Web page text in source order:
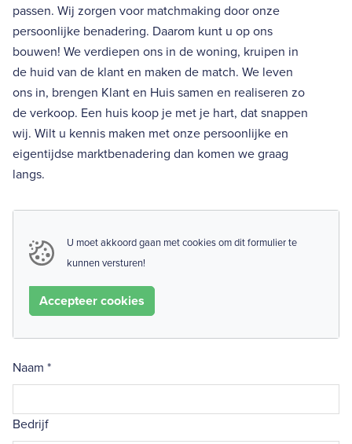
passen. Wij zorgen voor matchmaking door onze
persoonlijke benadering. Daarom kunt u op ons
bouwen! We verdiepen ons in de woning, kruipen in
de huid van de klant en maken de match. We leven
ons in, brengen Klant en Huis samen en realiseren zo
de verkoop. Een huis koop je met je hart, dat snappen
wij. Wilt u kennis maken met onze persoonlijke en
eigentijdse marktbenadering dan komen we graag
langs.
U moet akkoord gaan met cookies om dit formulier te
kunnen versturen!
Accepteer cookies
Naam *
Bedrijf